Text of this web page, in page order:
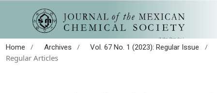
Home / Archives / Vol. 67 No. 1 (2023): Regular Issue
/
Regular Articles